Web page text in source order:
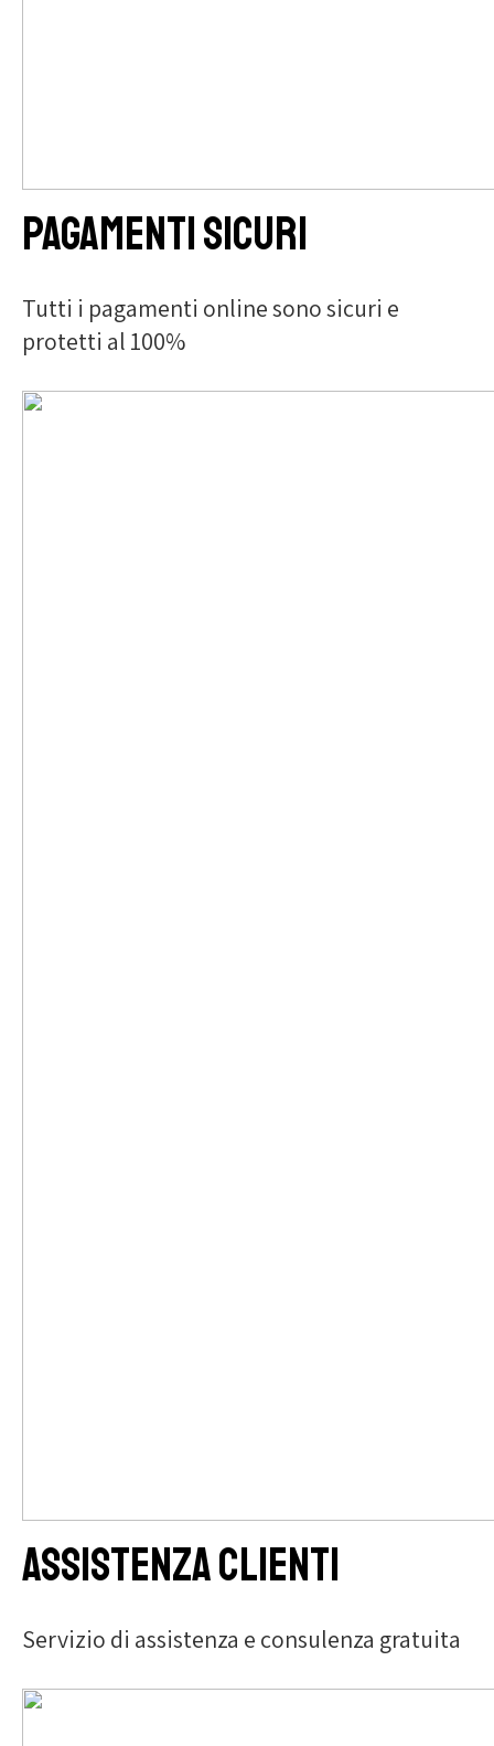
Pagamenti sicuri
Tutti i pagamenti online sono sicuri e
protetti al 100%
Assistenza clienti
Servizio di assistenza e consulenza gratuita